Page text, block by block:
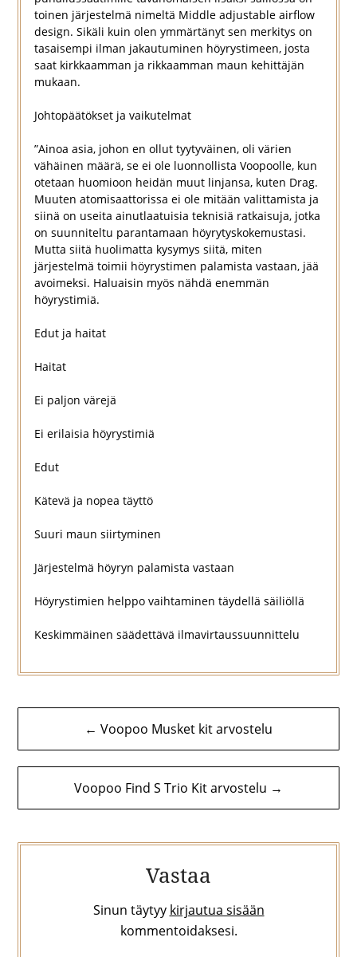
toinen järjestelmä nimeltä Middle adjustable airflow
design. Sikäli kuin olen ymmärtänyt sen merkitys on
tasaisempi ilman jakautuminen höyrystimeen, josta
saat kirkkaamman ja rikkaamman maun kehittäjän
mukaan.
Johtopäätökset ja vaikutelmat
”Ainoa asia, johon en ollut tyytyväinen, oli värien
vähäinen määrä, se ei ole luonnollista Voopoolle, kun
otetaan huomioon heidän muut linjansa, kuten Drag.
Muuten atomisaattorissa ei ole mitään valittamista ja
siinä on useita ainutlaatuisia teknisiä ratkaisuja, jotka
on suunniteltu parantamaan höyrytyskokemustasi.
Mutta siitä huolimatta kysymys siitä, miten
järjestelmä toimii höyrystimen palamista vastaan, jää
avoimeksi. Haluaisin myös nähdä enemmän
höyrystimiä.
Edut ja haitat
Haitat
Ei paljon värejä
Ei erilaisia höyrystimiä
Edut
Kätevä ja nopea täyttö
Suuri maun siirtyminen
Järjestelmä höyryn palamista vastaan
Höyrystimien helppo vaihtaminen täydellä säiliöllä
Keskimmäinen säädettävä ilmavirtaussuunnittelu
Artikkelien
selaus
← Voopoo Musket kit arvostelu
Voopoo Find S Trio Kit arvostelu →
Vastaa
Sinun täytyy kirjautua sisään
kommentoidaksesi.